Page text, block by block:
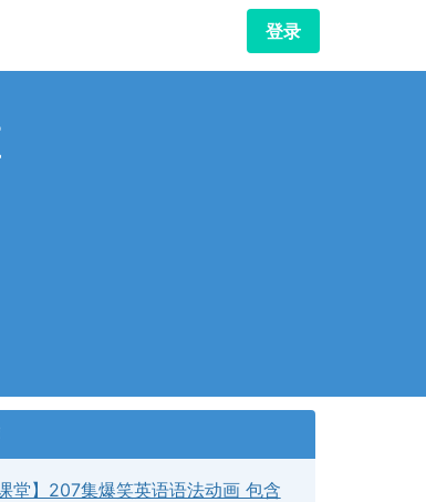
登录
课堂】207集爆笑英语语法动画 包含